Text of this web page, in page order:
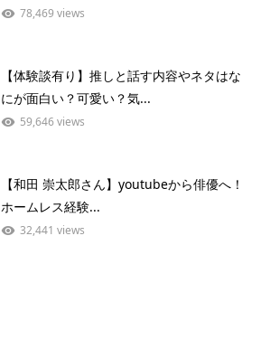
78,469 views
【体験談有り】推しと話す内容やネタはな
にが面白い？可愛い？気...
59,646 views
【和田 崇太郎さん】youtubeから俳優へ！
ホームレス経験...
32,441 views